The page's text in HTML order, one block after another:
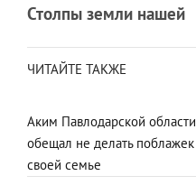
Столпы земли нашей
ЧИТАЙТЕ ТАКЖЕ
Аким Павлодарской области
обещал не делать поблажек
своей семье